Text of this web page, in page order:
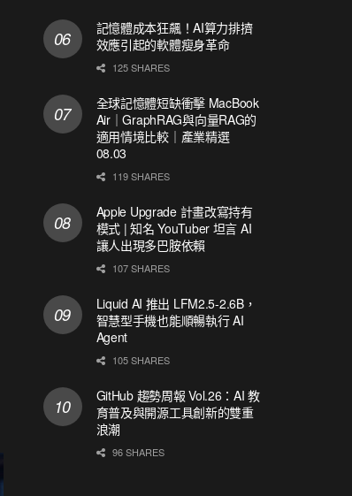
記憶體成本狂飆！AI算力排擠
效應引起的軟體瘦身革命
125 SHARES
全球記憶體短缺衝擊 MacBook
Air｜GraphRAG與向量RAG的
適用情境比較｜產業精選
08.03
119 SHARES
Apple Upgrade 計畫改寫持有
模式 | 知名 YouTuber 坦言 AI
讓人出現多巴胺依賴
107 SHARES
Liquid AI 推出 LFM2.5-2.6B，
智慧型手機也能順暢執行 AI
Agent
105 SHARES
GitHub 趨勢周報 Vol.26：AI 教
育普及與開源工具創新的雙重
浪潮
96 SHARES